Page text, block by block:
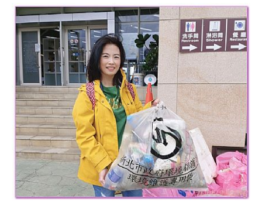
娃
JEFFIA
FANG
娃
粉
絲
團、
旅
遊、
達
人
路、
旅
遊